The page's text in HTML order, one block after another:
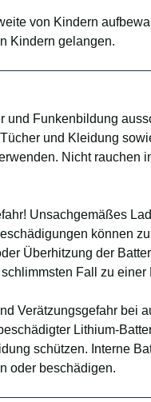
von Kindern
Kindern gelangen.
und Funkenbildung
und Kleidung
Nicht rauchen
Unsachgemäßes
können
Überhitzung der
Fall zu einer
Verätzungsgefahr bei
Lithium-
schützen. Interne
oder beschädigen.